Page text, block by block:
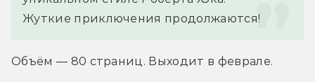
Жуткие приключения продолжаются!
Объём — 80 страниц. Выходит в феврале.